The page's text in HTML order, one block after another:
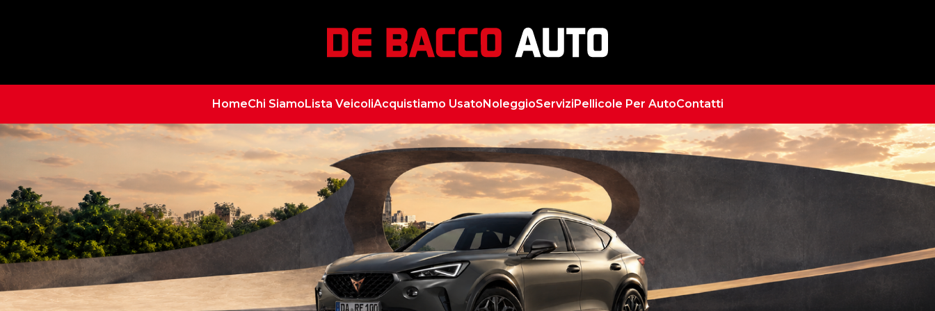
HomeChi SiamoLista VeicoliAcquistiamo UsatoNoleggioServiziPellicole Per AutoContatti